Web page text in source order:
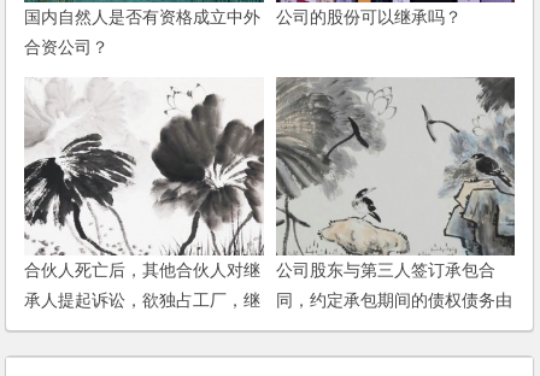
国内自然人是否有资格成立中外
合资公司？
公司的股份可以继承吗？
合伙人死亡后，其他合伙人对继
承人提起诉讼，欲独占工厂，继
承人怎么办？
公司股东与第三人签订承包合
同，约定承包期间的债权债务由
第三人承担，这样约定是否可
以？